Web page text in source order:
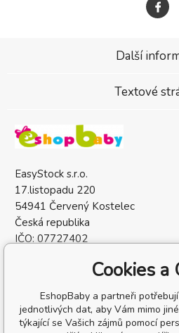
EasyStock s.r.o.
17.listopadu 220
54941 Červený Kostelec
Česká republika
IČO: 07727402
Další
Textové
Cookies a
EshopBaby a partneři
jednotlivých dat, aby Vám mimo
týkající se Vašich zájmů pomocí